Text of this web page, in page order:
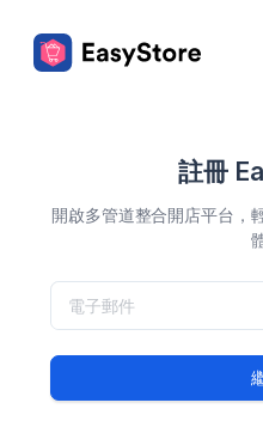
註冊
開啟多管道整合開店平台，